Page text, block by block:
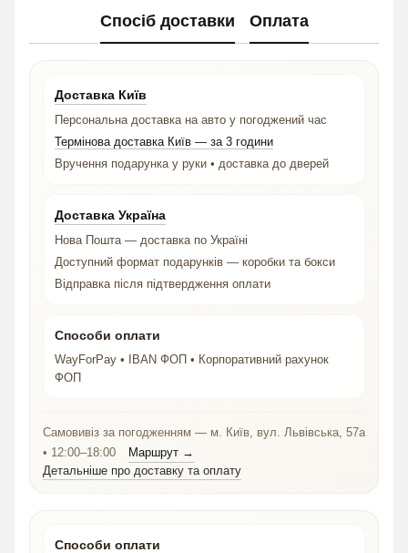
Спосіб доставки Оплата
Доставка Київ
Персональна доставка на авто у погоджений час
Термінова доставка Київ — за 3 години
Вручення подарунка у руки • доставка до дверей
Доставка Україна
Нова Пошта — доставка по Україні
Доступний формат подарунків — коробки та бокси
Відправка після підтвердження оплати
Способи оплати
WayForPay • IBAN ФОП • Корпоративний рахунок
ФОП
Самовивіз за погодженням — м. Київ, вул. Львівська, 57а
• 12:00–18:00
Маршрут →
Детальніше про доставку та оплату
Способи оплати